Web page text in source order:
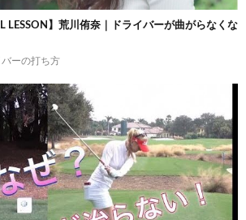
LESSON】荒川侑奈｜ドライバーが曲がらなくな
バーの打ち方